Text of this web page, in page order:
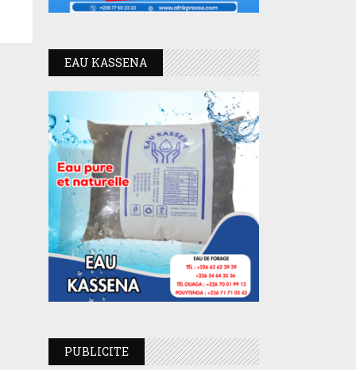
EAU KASSENA
PUBLICITE